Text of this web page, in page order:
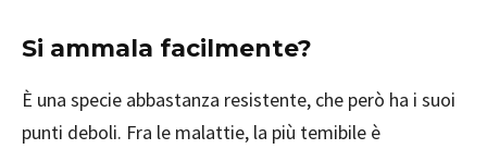
Si ammala facilmente?
È una specie abbastanza resistente, che però ha i suoi
punti deboli. Fra le malattie, la più temibile è